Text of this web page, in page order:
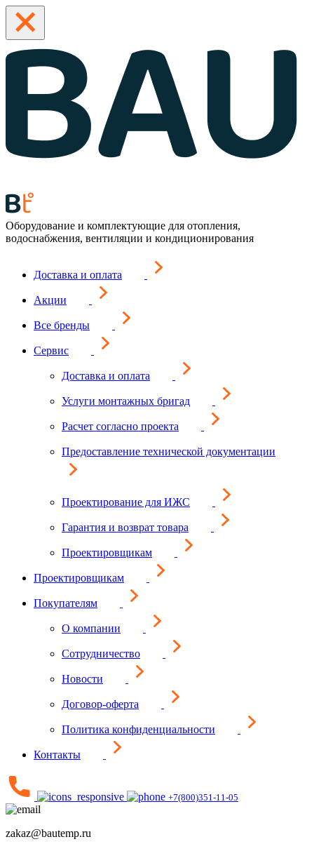
Оборудование и комплектующие для отопления,
водоснабжения, вентиляции и кондиционирования
Доставка и оплата
Акции
Все бренды
Сервис
Доставка и оплата
Услуги монтажных бригад
Расчет согласно проекта
Предоставление технической документации
Проектирование для ИЖС
Гарантия и возврат товара
Проектировщикам
Проектировщикам
Покупателям
О компании
Сотрудничество
Новости
Договор-оферта
Политика конфиденциальности
Контакты
+7(800)351-11-05
zakaz@bautemp.ru